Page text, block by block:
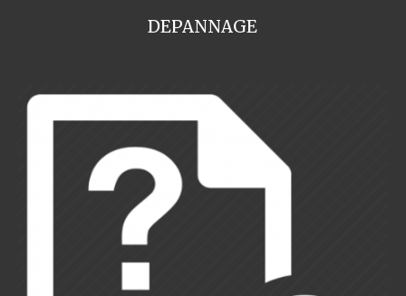
DEPANNAGE